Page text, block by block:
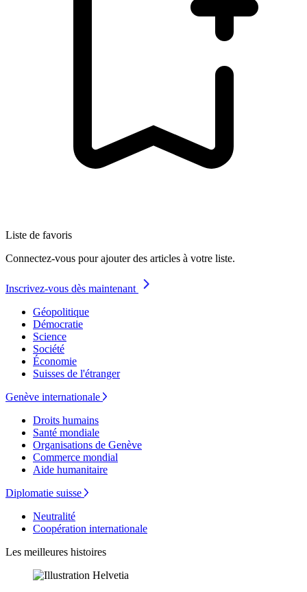
Liste de favoris
Connectez-vous pour ajouter des articles à votre liste.
Inscrivez-vous dès maintenant
Géopolitique
Démocratie
Science
Société
Économie
Suisses de l'étranger
Genève internationale
Droits humains
Santé mondiale
Organisations de Genève
Commerce mondial
Aide humanitaire
Diplomatie suisse
Neutralité
Coopération internationale
Les meilleures histoires